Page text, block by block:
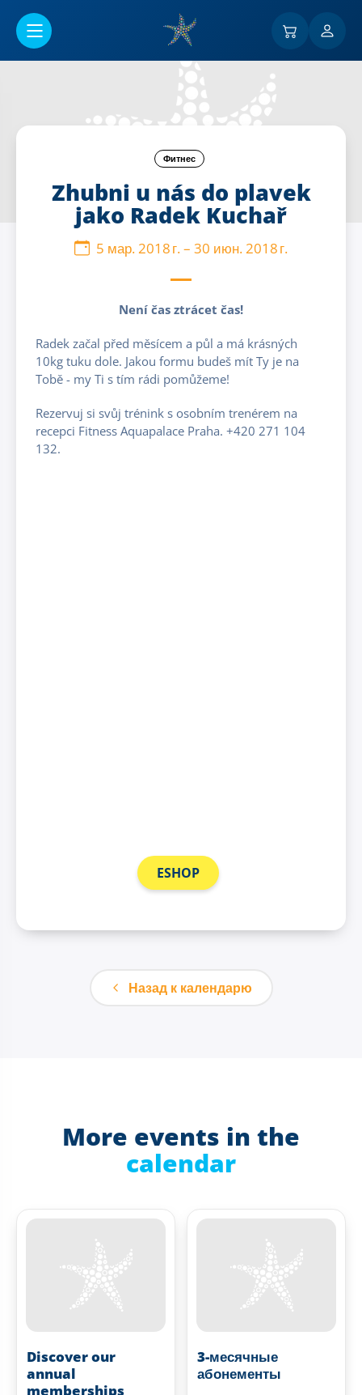
Фитнес
Zhubni u nás do plavek
jako Radek Kuchař
5 мар. 2018 г.– 30 июн. 2018 г.
Není čas ztrácet čas!
Radek začal před měsícem a půl a má krásných
10kg tuku dole. Jakou formu budeš mít Ty je na
Tobě - my Ti s tím rádi pomůžeme!
Rezervuj si svůj trénink s osobním trenérem na
recepci Fitness Aquapalace Praha. +420 271 104
132.
ESHOP
Назад к календарю
More events in the
calendar
Discover our
annual
memberships
3-месячные
абонементы